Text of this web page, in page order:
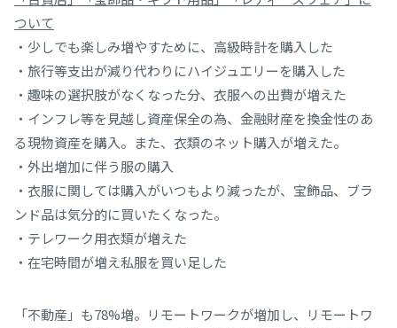
ついて
・少しでも楽しみ増やすために、高級時計を購入した
・旅行等支出が減り代わりにハイジュエリーを購入した
・趣味の選択肢がなくなった分、衣服への出費が増えた
・インフレ等を見越し資産保全の為、金融財産を換金性のあ
る現物資産を購入。また、衣類のネット購入が増えた。
・外出増加に伴う服の購入
・衣服に関しては購入がいつもより減ったが、宝飾品、ブラ
ンド品は気分的に買いたくなった。
・テレワーク用衣類が増えた
・在宅時間が増え私服を買い足した
「不動産」も78%増。リモートワークが増加し、リモートワ